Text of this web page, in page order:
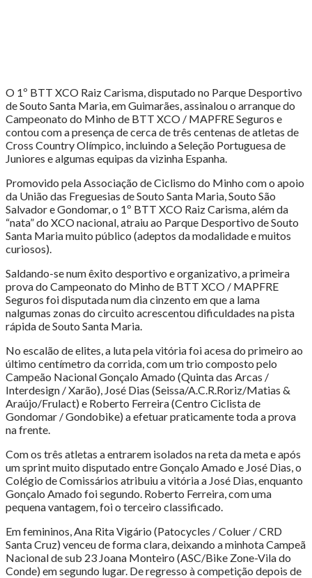
O 1º BTT XCO Raiz Carisma, disputado no Parque Desportivo
de Souto Santa Maria, em Guimarães, assinalou o arranque do
Campeonato do Minho de BTT XCO / MAPFRE Seguros e
contou com a presença de cerca de três centenas de atletas de
Cross Country Olímpico, incluindo a Seleção Portuguesa de
Juniores e algumas equipas da vizinha Espanha.
Promovido pela Associação de Ciclismo do Minho com o apoio
da União das Freguesias de Souto Santa Maria, Souto São
Salvador e Gondomar, o 1º BTT XCO Raiz Carisma, além da
“nata” do XCO nacional, atraiu ao Parque Desportivo de Souto
Santa Maria muito público (adeptos da modalidade e muitos
curiosos).
Saldando-se num êxito desportivo e organizativo, a primeira
prova do Campeonato do Minho de BTT XCO / MAPFRE
Seguros foi disputada num dia cinzento em que a lama
nalgumas zonas do circuito acrescentou dificuldades na pista
rápida de Souto Santa Maria.
No escalão de elites, a luta pela vitória foi acesa do primeiro ao
último centímetro da corrida, com um trio composto pelo
Campeão Nacional Gonçalo Amado (Quinta das Arcas /
Interdesign / Xarão), José Dias (Seissa/A.C.R.Roriz/Matias &
Araújo/Frulact) e Roberto Ferreira (Centro Ciclista de
Gondomar / Gondobike) a efetuar praticamente toda a prova
na frente.
Com os três atletas a entrarem isolados na reta da meta e após
um sprint muito disputado entre Gonçalo Amado e José Dias, o
Colégio de Comissários atribuiu a vitória a José Dias, enquanto
Gonçalo Amado foi segundo. Roberto Ferreira, com uma
pequena vantagem, foi o terceiro classificado.
Em femininos, Ana Rita Vigário (Patocycles / Coluer / CRD
Santa Cruz) venceu de forma clara, deixando a minhota Campeã
Nacional de sub 23 Joana Monteiro (ASC/Bike Zone-Vila do
Conde) em segundo lugar. De regresso à competição depois de